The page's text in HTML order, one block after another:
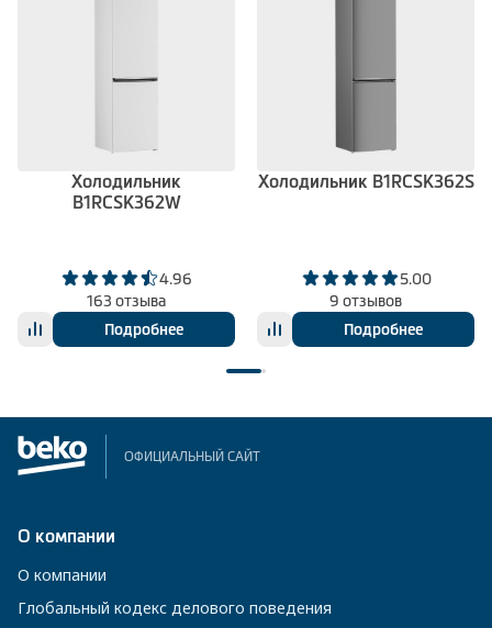
Холодильник
B1RCSK362W
4.96
163 отзыва
Подробнее
Холодильник B1RCSK362S
5.00
9 отзывов
Подробнее
ОФИЦИАЛЬНЫЙ САЙТ
О компании
О компании
Глобальный кодекс делового поведения